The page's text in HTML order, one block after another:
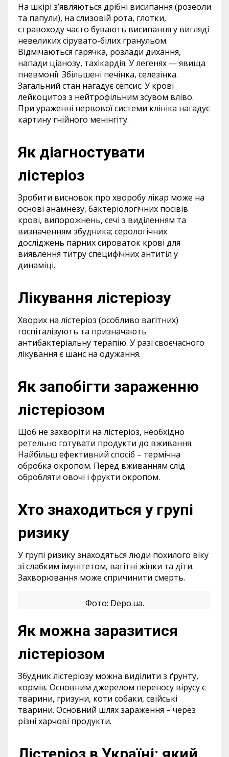
На шкірі з’являються дрібні висипання (розеоли
та папули), на слизовій рота, глотки,
стравоходу часто бувають висипання у вигляді
невеликих сірувато-білих гранульом.
Відмічаються гарячка, розлади дихання,
напади ціанозу, тахікардія. У легенях — явища
пневмонії. Збільшені печінка, селезінка.
Загальний стан нагадує сепсис. У крові
лейкоцитоз з нейтрофільним зсувом вліво.
При ураженні нервової системи клініка нагадує
картину гнійного менінгіту.
Як діагностувати
лістеріоз
Зробити висновок про хворобу лікар може на
основі анамнезу, бактеріологічних посівів
крові, випорожнень, сечі з виділенням та
визначенням збудника; серологічних
досліджень парних сироваток крові для
виявлення титру специфічних антитіл у
динаміці.
Лікування лістеріозу
Хворих на лістеріоз (особливо вагітних)
госпіталізують та призначають
антибактеріальну терапію. У разі своєчасного
лікування є шанс на одужання.
Як запобігти зараженню
лістеріозом
Щоб не захворіти на лістеріоз, необхідно
ретельно готувати продукти до вживання.
Найбільш ефективний спосіб – термічна
обробка окропом. Перед вживанням слід
обробляти овочі і фрукти окропом.
Хто знаходиться у групі
ризику
У групі ризику знаходяться люди похилого віку
зі слабким імунітетом, вагітні жінки та діти.
Захворювання може спричинити смерть.
Фото: Depo.ua.
Як можна заразитися
лістеріозом
Збудник лістеріозу можна виділити з ґрунту,
кормів. Основним джерелом переносу вірусу є
тварини, гризуни, коти собаки, свійські
тварини. Основний шлях зараження – через
різні харчові продукти.